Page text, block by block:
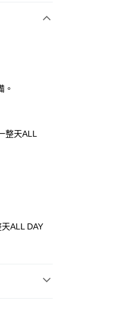
。
整天ALL
ALL DAY